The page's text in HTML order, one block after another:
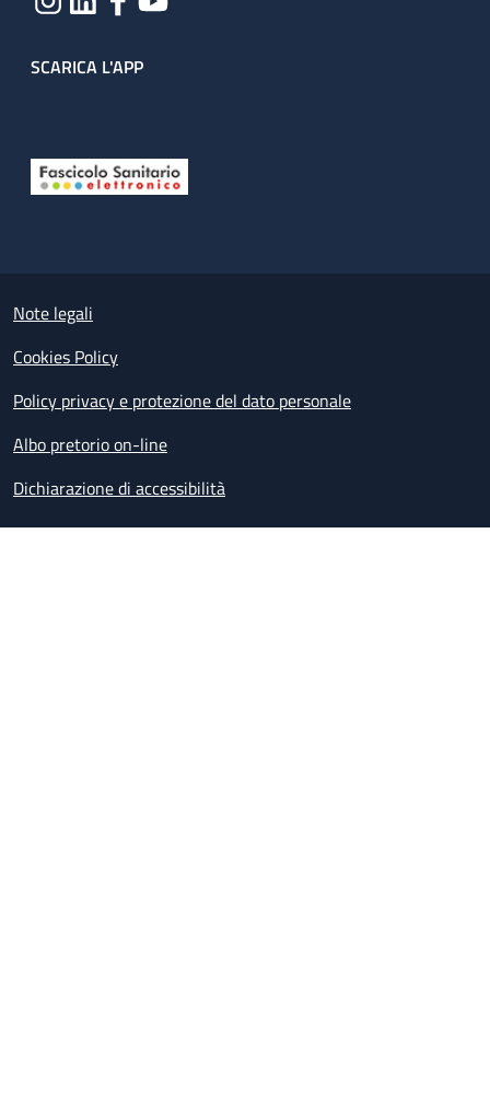
SCARICA L'APP
Small prints
Note legali
Cookies Policy
Policy privacy e protezione del dato personale
Albo pretorio on-line
Dichiarazione di accessibilità